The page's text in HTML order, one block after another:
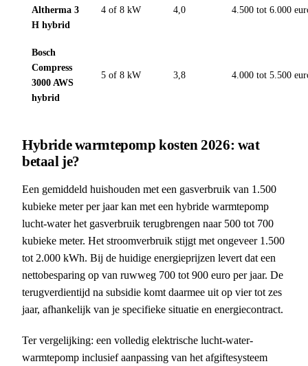
Altherma 3
H hybrid
4 of 8 kW 4,0 4.500 tot 6.000
Bosch
Compress
3000 AWS
hybrid
5 of 8 kW 3,8 4.000 tot 5.500
Hybride warmtepomp kosten 2026: wat
betaal je?
Een gemiddeld huishouden met een gasverbruik van 1.500
kubieke meter per jaar kan met een hybride warmtepomp
lucht-water het gasverbruik terugbrengen naar 500 tot 700
kubieke meter. Het stroomverbruik stijgt met ongeveer 1.500
tot 2.000 kWh. Bij de huidige energieprijzen levert dat een
nettobesparing op van ruwweg 700 tot 900 euro per jaar. De
terugverdientijd na subsidie komt daarmee uit op vier tot zes
jaar, afhankelijk van je specifieke situatie en energiecontract.
Ter vergelijking: een volledig elektrische lucht-water-
warmtepomp inclusief aanpassing van het afgiftesysteem